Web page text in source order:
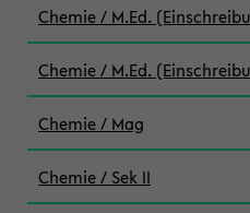
Chemie / M.Ed.
Chemie / M.Ed.
Chemie / Mag
Chemie / Sek II